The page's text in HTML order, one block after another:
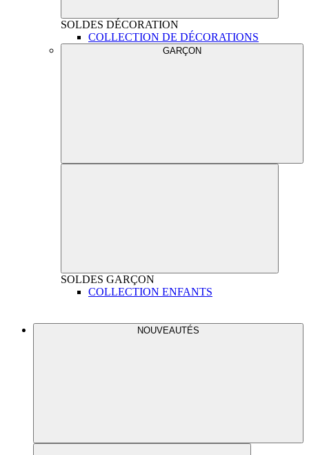
SOLDES DÉCORATION
COLLECTION DE DÉCORATIONS
GARÇON
SOLDES GARÇON
COLLECTION ENFANTS
NOUVEAUTÉS